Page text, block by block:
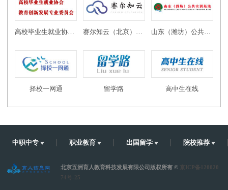
高校毕业生就业协会教育创新发展专业委员会 赛尔知云（北京）教育科技有限公司 山东（潍坊）公共实训基地
择校一网通 留学路 高中生在线
中职中专 职业教育 出国留学 院校推荐
北京五洲育人教育科技发展有限公司版权所有 © 京ICP备120020
74号-25